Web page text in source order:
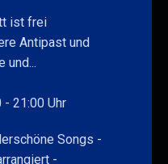
ist frei
Antipast und
und...
- 21:00 Uhr
Songs -
-